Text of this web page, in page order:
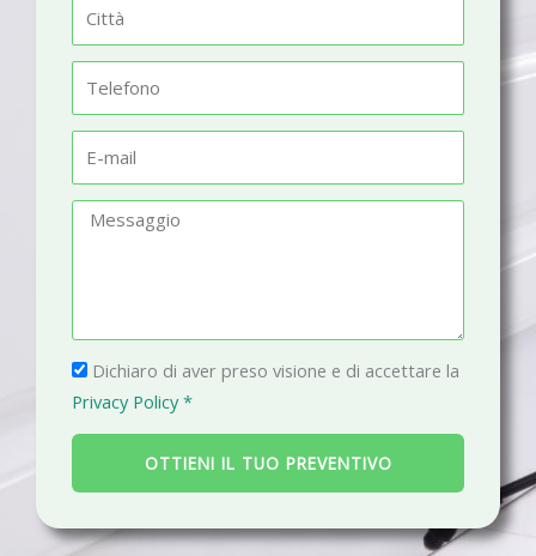
t
à
l
fm
a
g
g
i
P
r
i
a
c
Dichiaro di aver preso visione e di accettare la
Privacy Policy *
OTTIENI IL TUO PREVENTIVO